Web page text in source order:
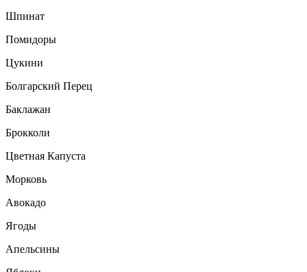
Шпинат
Помидоры
Цукини
Болгарский Перец
Баклажан
Брокколи
Цветная Капуста
Морковь
Авокадо
Ягоды
Апельсины